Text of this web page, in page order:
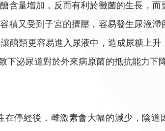
含量增加，反而有利於黴菌的生長，而
積又受到子宮的擠壓，容易發生尿液滯
醣類更容易進入尿液中，造成尿糖上升
下泌尿道對於外來病原菌的抵抗能力下
停經後，雌激素會大幅的減少，陰道